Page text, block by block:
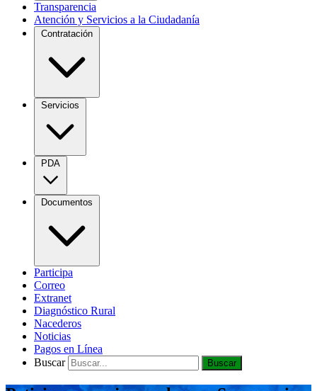
Transparencia
Atención y Servicios a la Ciudadanía
Contratación
Servicios
PDA
Documentos
Participa
Correo
Extranet
Diagnóstico Rural
Nacederos
Noticias
Pagos en Línea
Buscar
Buscar